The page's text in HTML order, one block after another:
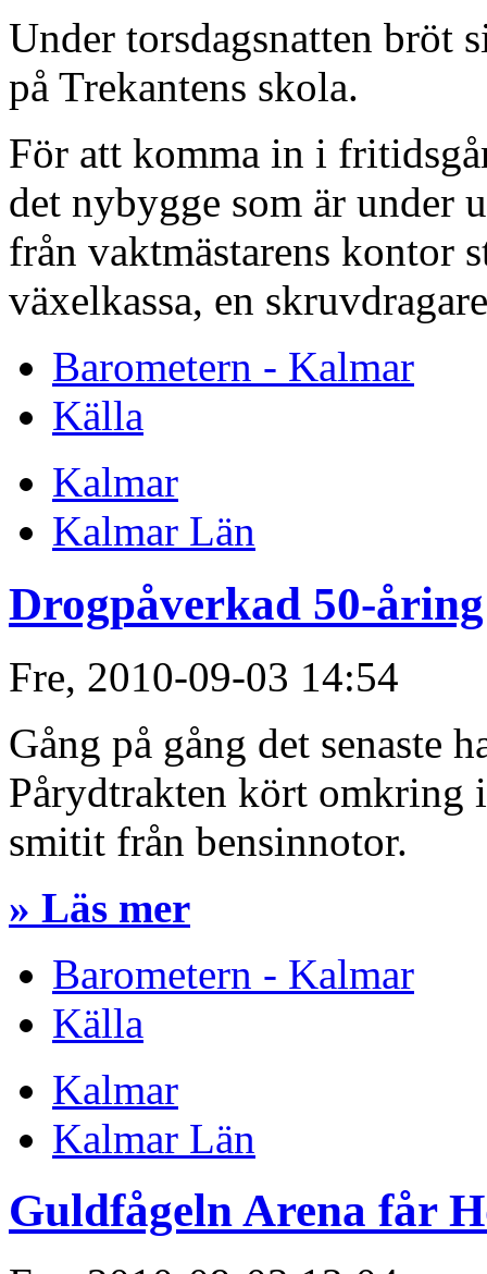
Under torsdagsnatten bröt
på Trekantens skola.
För att komma in i
det nybygge som är under
från vaktmästarens kontor
växelkassa, en
Barometern - Kalmar
Källa
Kalmar
Kalmar Län
Drogpåverkad 50-
Fre, 2010-09-03 14:54
Gång på gång det senaste
Pårydtrakten kört omkring
smitit från bensinnotor.
» Läs mer
Barometern - Kalmar
Källa
Kalmar
Kalmar Län
Guldfågeln Arena får